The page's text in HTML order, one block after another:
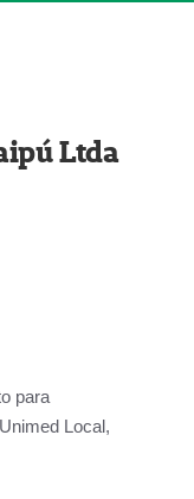
Ltda
para
Unimed Local,